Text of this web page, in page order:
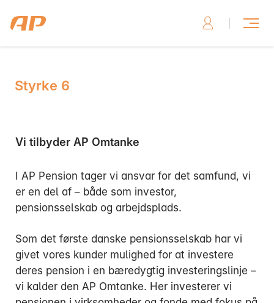
Styrke 6
Vi tilbyder AP Omtanke
I AP Pension tager vi ansvar for det samfund, vi
er en del af – både som investor,
pensionsselskab og arbejdsplads.
Som det første danske pensionsselskab har vi
givet vores kunder mulighed for at investere
deres pension i en bæredygtig investeringslinje –
vi kalder den AP Omtanke. Her investerer vi
Skriv til os, hvis du har brug for hjælp
Skriv til os her
Ring til os, hvis du har brug for hjælp